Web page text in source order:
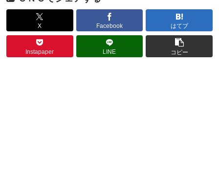
X Facebook はてブ
Instapaper LINE コピー